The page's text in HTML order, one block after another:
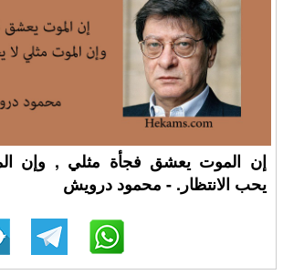
إن الموت يعشق فجأة مثلي , وإن
يحب الانتظار. - محمود درويش